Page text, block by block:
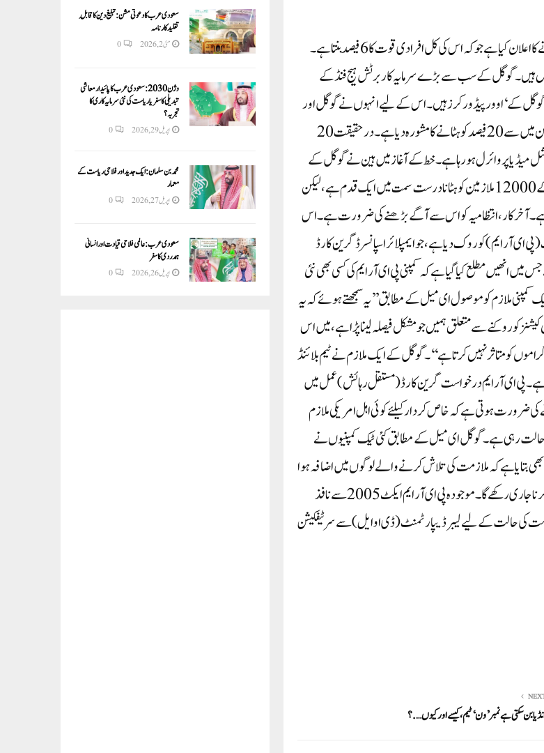
واشنگٹن: گوگل کی پیرنٹ کمپنی الفابیٹ انک نے اپنے 12000 ملازمین کو فارغ کرنے کا اعلان کیا ہے جو کہ اس کی کل افرادی قوت کا 6 فیصد بنتا ہے۔
ہیں۔ گوگل کے سب سے بڑے سرمایہ کار برٹش ہیج فنڈ کے
ملازمین گوگل کے ‘اوور پیڈ ورکرز ہیں۔ اس کے لیے انہوں نے گوگل اور
الفابیٹ کے سی ای او سندر پچائی کو خط بھی لکھا ہے۔ ہون نے پچائی کو کمپنی کے کل ملازمین میں سے 20 فیصد کو ہٹانے کا مشورہ دیا ہے۔ درحقیقت 20
میڈیا پر وائرل ہو رہا ہے۔ خط کے آغاز میں ہین نے گوگل کے
سی ای او کو 12000 ملازمین کو فارغ کرنے پر مبارکباد دی۔ انہوں نے لکھا- ‘گوگل کے 12000 ملازمین کو ہٹانا درست سمت میں ایک قدم ہے، لیکن
سکتا ہے۔ آخر کار، انتظامیہ کو اس سے آگے بڑھنے کی ضرورت ہے۔اس
ای آر ایم) کو روک دیا ہے، جو ایمپلائر اسپانسرڈ گرین کارڈ
انھیں مطلع کیا گیا ہے کہ کمپنی پی ای آر ایم کی کسی بھی نئی
ملازم کو موصول ای میل کے مطابق ’’یہ سمجھتے ہوئے کہ یہ
کو روکنے سے متعلق ہمیں جو مشکل فیصلہ لینا پڑا ہے، میں اس
کو متاثر نہیں کرتا ہے‘‘۔گوگل کے ایک ملازم نے ٹیم بلائنڈ
ہے۔ پی ای آر ایم درخواست گرین کارڈ (مستقل رہائش) عمل میں
ضرورت ہوتی ہے کہ خاص کردار کیلئے کوئی اہل امریکی ملازم
رہی ہے۔گوگل ای میل کے مطابق کئی ٹیک کمپنیوں نے
ہے کہ ملازمت کی تلاش کرنے والے لوگوں میں اضافہ ہوا
ہے۔ حالانکہ گوگل نے کہا ہے کہ وہ پہلے سے جمع کردہ پی ای آر ایم ایپلی کیشنز کی حمایت کرنا جاری رکھے گا۔ موجودہ پی ای آر ایم ایکٹ 2005 سے نافذ
حالت کے لیے لیبر ڈیپارٹمنٹ (ڈی او ایل) سے سرٹیفکیشن
بن سکتی ہے نمبر’ون‘ٹیم، کیسے اور کیوں….؟
سعودی عرب کا دعوتی مشن: تبلیغ دین کا قابلِ
تقلید کارنامہ
مئی 2, 2026 0
وژن 2030:سعودی عرب کا پائیدار معاشی
تبدیلی کا سفر یا ریاست کی نئی سرمایہ کاری کا
تجربہ؟
اپریل 29, 2026 0
محمد بن سلمان: ایک جدید اور فلاحی ریاست کے
معمار
اپریل 27, 2026 0
سعودی عرب: عالمی فلاحی قیادت اور انسانی
ہمدردی کا سفر
اپریل 26, 2026 0